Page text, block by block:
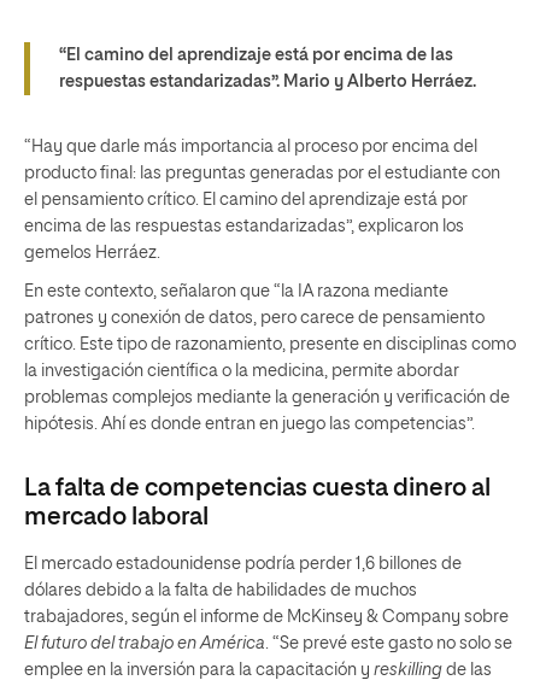
“El camino del aprendizaje está por encima de las
respuestas estandarizadas”. Mario y Alberto Herráez.
“Hay que darle más importancia al proceso por encima del
producto final: las preguntas generadas por el estudiante con
el pensamiento crítico. El camino del aprendizaje está por
encima de las respuestas estandarizadas”, explicaron los
gemelos Herráez.
En este contexto, señalaron que “la IA razona mediante
patrones y conexión de datos, pero carece de pensamiento
crítico. Este tipo de razonamiento, presente en disciplinas como
la investigación científica o la medicina, permite abordar
problemas complejos mediante la generación y verificación de
hipótesis. Ahí es donde entran en juego las competencias”.
La falta de competencias cuesta dinero al
mercado laboral
El mercado estadounidense podría perder 1,6 billones de
dólares debido a la falta de habilidades de muchos
trabajadores, según el informe de McKinsey & Company sobre
El futuro del trabajo en América . “Se prevé este gasto no solo se
emplee en la inversión para la capacitación y reskilling de las